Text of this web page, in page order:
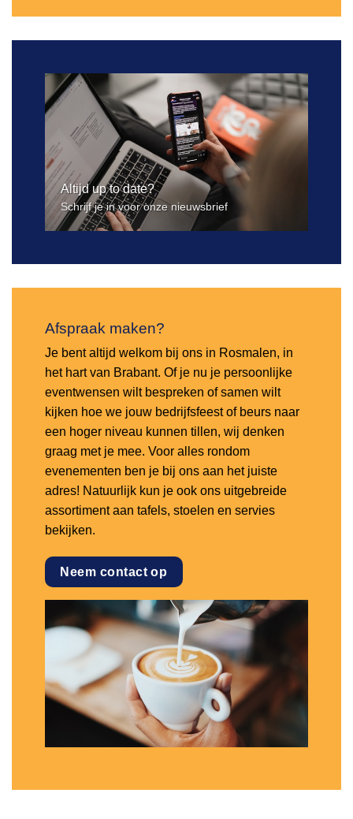
Altijd up to date?
Schrijf je in voor onze nieuwsbrief
Afspraak maken?
Je bent altijd welkom bij ons in Rosmalen, in
het hart van Brabant. Of je nu je persoonlijke
eventwensen wilt bespreken of samen wilt
kijken hoe we jouw bedrijfsfeest of beurs naar
een hoger niveau kunnen tillen, wij denken
graag met je mee. Voor alles rondom
evenementen ben je bij ons aan het juiste
adres! Natuurlijk kun je ook ons uitgebreide
assortiment aan tafels, stoelen en servies
bekijken.
Neem contact op